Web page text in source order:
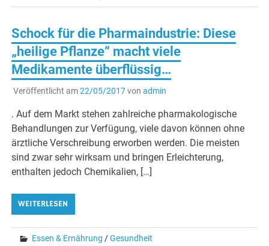
Schock für die Pharmaindustrie: Diese
„heilige Pflanze“ macht viele
Medikamente überflüssig…
Veröffentlicht am22/05/2017von admin
. Auf dem Markt stehen zahlreiche pharmakologische
Behandlungen zur Verfügung, viele davon können ohne
ärztliche Verschreibung erworben werden. Die meisten
sind zwar sehr wirksam und bringen Erleichterung,
enthalten jedoch Chemikalien, […]
WEITERLESEN
Essen & Ernährung /Gesundheit